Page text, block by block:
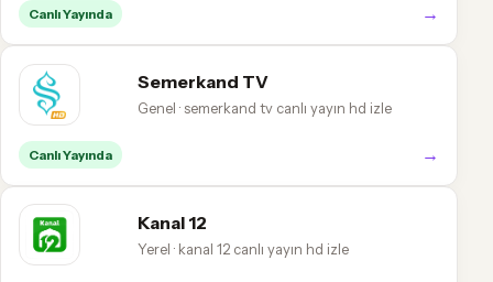
Canlı Yayında →
Semerkand TV
Genel · semerkand tv canlı yayın hd izle
Canlı Yayında →
Kanal 12
Yerel · kanal 12 canlı yayın hd izle